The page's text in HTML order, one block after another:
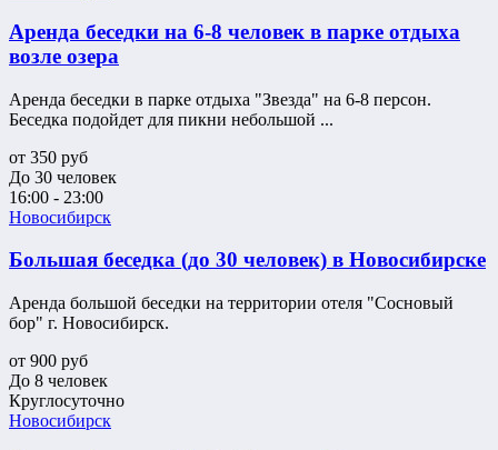
Аренда беседки на 6-8 человек в парке отдыха
возле озера
Аренда беседки в парке отдыха "Звезда" на 6-8 персон.
Беседка подойдет для пикни небольшой ...
от 350 руб
До 30 человек
16:00 - 23:00
Новосибирск
Большая беседка (до 30 человек) в Новосибирске
Аренда большой беседки на территории отеля "Сосновый
бор" г. Новосибирск.
от 900 руб
До 8 человек
Круглосуточно
Новосибирск